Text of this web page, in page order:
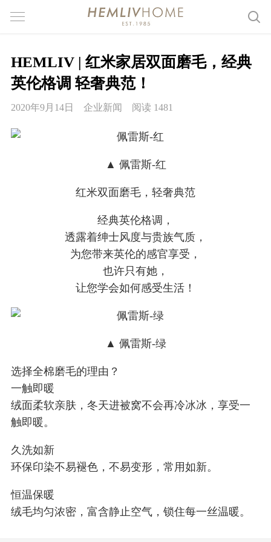
HEMLIV | 红米家居双面磨毛，经典
英伦格调 轻奢典范！
2020年9月14日 企业新闻 阅读 1481
▲ 佩雷斯-红
红米双面磨毛，轻奢典范
经典英伦格调，
透露着绅士风度与贵族气质，
为您带来英伦的感官享受，
也许只有她，
让您学会如何感受生活！
▲ 佩雷斯-绿
选择全棉磨毛的理由？
一触即暖
绒面柔软亲肤，冬天进被窝不会再冷冰冰，享受一
触即暖。
久洗如新
环保印染不易褪色，不易变形，常用如新。
恒温保暖
绒毛均匀浓密，富含静止空气，锁住每一丝温暖。